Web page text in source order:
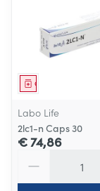
Geneesmiddel
Labo Life
2lc1-n Caps 30
€ 74,86